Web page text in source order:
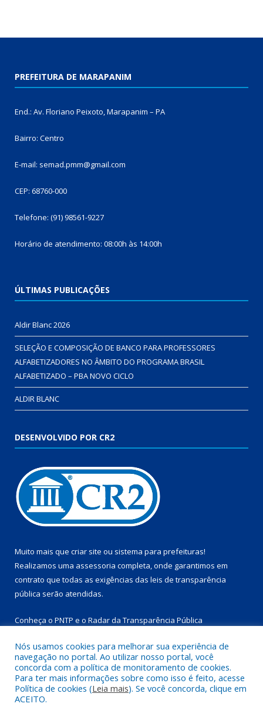
PREFEITURA DE MARAPANIM
End.: Av. Floriano Peixoto, Marapanim – PA
Bairro: Centro
E-mail: semad.pmm@gmail.com
CEP: 68760-000
Telefone: (91) 98561-9227
Horário de atendimento: 08:00h às 14:00h
ÚLTIMAS PUBLICAÇÕES
Aldir Blanc 2026
SELEÇÃO E COMPOSIÇÃO DE BANCO PARA PROFESSORES
ALFABETIZADORES NO ÂMBITO DO PROGRAMA BRASIL
ALFABETIZADO – PBA NOVO CICLO
ALDIR BLANC
DESENVOLVIDO POR CR2
Muito mais que criar site ou sistema para prefeituras!
Realizamos uma assessoria completa, onde garantimos em
contrato que todas as exigências das leis de transparência
pública serão atendidas.
Conheça o PNTP e o Radar da Transparência Pública
Todos os direitos reservados a Prefeitura Municipal de
Marapanim.
Nós usamos cookies para melhorar sua experiência de
navegação no portal. Ao utilizar nosso portal, você
concorda com a política de monitoramento de cookies.
Para ter mais informações sobre como isso é feito, acesse
Política de cookies (Leia mais). Se você concorda, clique em
ACEITO.